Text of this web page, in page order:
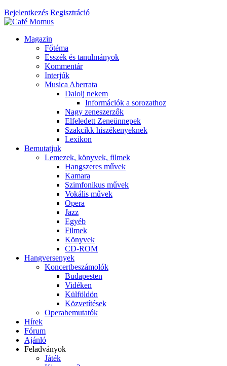
Bejelentkezés Regisztráció
Magazin
Főtéma
Esszék és tanulmányok
Kommentár
Interjúk
Musica Aberrata
Dalolj nekem
Információk a sorozathoz
Nagy zeneszerzők
Elfeledett Zeneünnepek
Szakcikk hiszékenyeknek
Lexikon
Bemutatjuk
Lemezek, könyvek, filmek
Hangszeres művek
Kamara
Szimfonikus művek
Vokális művek
Opera
Jazz
Egyéb
Filmek
Könyvek
CD-ROM
Hangversenyek
Koncertbeszámolók
Budapesten
Vidéken
Külföldön
Közvetítések
Operabemutatók
Hírek
Fórum
Ajánló
Feladványok
Játék